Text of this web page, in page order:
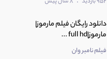
دانلود رایگان فیلم مارموز|
مارموز|full hd ...
فیلم نامبر وان